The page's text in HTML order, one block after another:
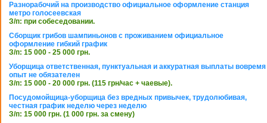
Разнорабочий на производство официальное оформление станция
метро голосеевская
З/п: при собеседовании.
Сборщик грибов шампиньонов с проживанием официальное
оформление гибкий график
З/п: 15 000 - 25 000 грн.
Уборщица ответственная, пунктуальная и аккуратная выплаты вовремя
опыт не обязателен
З/п: 15 000 - 20 000 грн. (115 грн/час + чаевые).
Посудомойщица-уборщица без вредных привычек, трудолюбивая,
честная график неделю через неделю
З/п: 15 000 грн. (1 000 грн. за смену)